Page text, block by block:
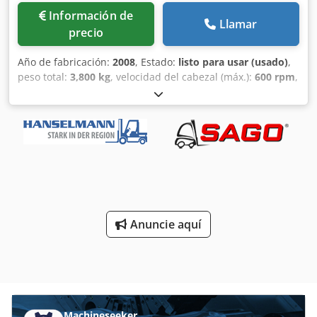
Información de
precio
Llamar
Año de fabricación: 2008, Estado: listo para usar (usado),
peso total: 3,800 kg, velocidad del cabezal (máx.): 600 rpm,
, Esta rectificadora cilíndrica SAACKE
UWIF 5s se fabricó en 2008. Cuenta con una velocidad
máxima del husillo de 600 rpm y una potente potencia
pico del husillo de rectificado de 16 kW. La máquina
admite una gran variedad de tamaños de piezas de
cilíndrica SAACKE UWIF que tenemos a la venta.
Contáctenos para más detalles. • Eje A del portapiezas:
Accionamiento directo/motor de eje hueco; precisión de
del juego del husillo: máx. 28 mm (con sujeción
Anuncie aquí